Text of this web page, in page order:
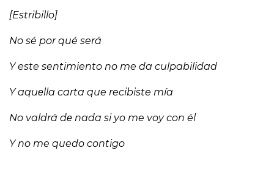
[Estribillo]
No sé por qué será
Y este sentimiento no me da culpabilidad
Y aquеlla carta que recibiste mía
No valdrá dе nada si yo me voy con él
Y no me quedo contigo